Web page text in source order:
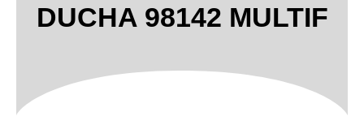
DUCHA 98142 MULTIF